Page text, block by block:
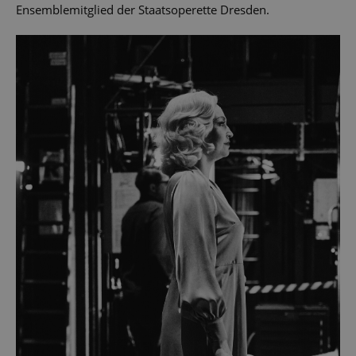
Ensemblemitglied der Staatsoperette Dresden.